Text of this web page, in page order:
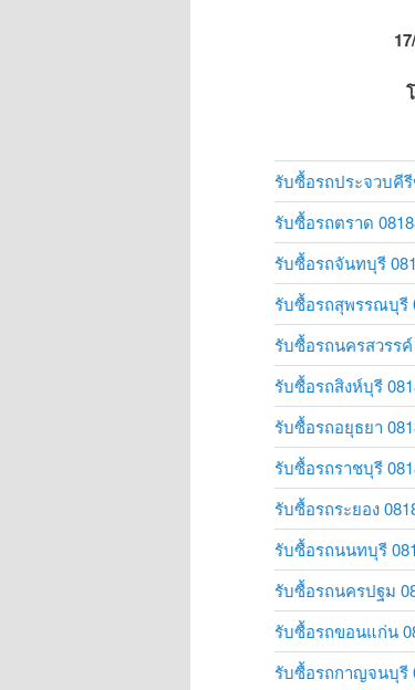
รับซื้อรถประจวบคีรี
รับซื้อรถตราด
รับซื้อรถจันทบุรี
รับซื้อรถสุพรรณบุรี
รับซื้อรถนครสวรรค์
รับซื้อรถสิงห์บุรี
รับซื้อรถอยุธยา
รับซื้อรถราชบุรี
รับซื้อรถระยอง
รับซื้อรถนนทบุรี
รับซื้อรถนครปฐม
รับซื้อรถขอนแก่น
รับซื้อรถกาญจนบุรี